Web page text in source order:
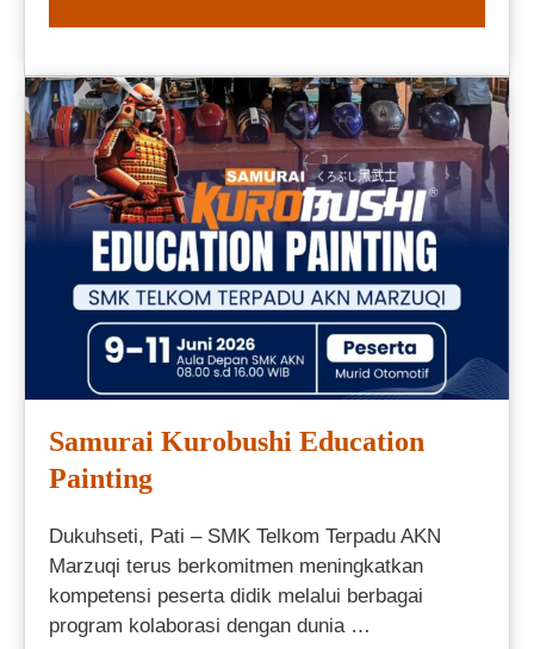
Samurai Kurobushi Education
Painting
Dukuhseti, Pati – SMK Telkom Terpadu AKN
Marzuqi terus berkomitmen meningkatkan
kompetensi peserta didik melalui berbagai
program kolaborasi dengan dunia …